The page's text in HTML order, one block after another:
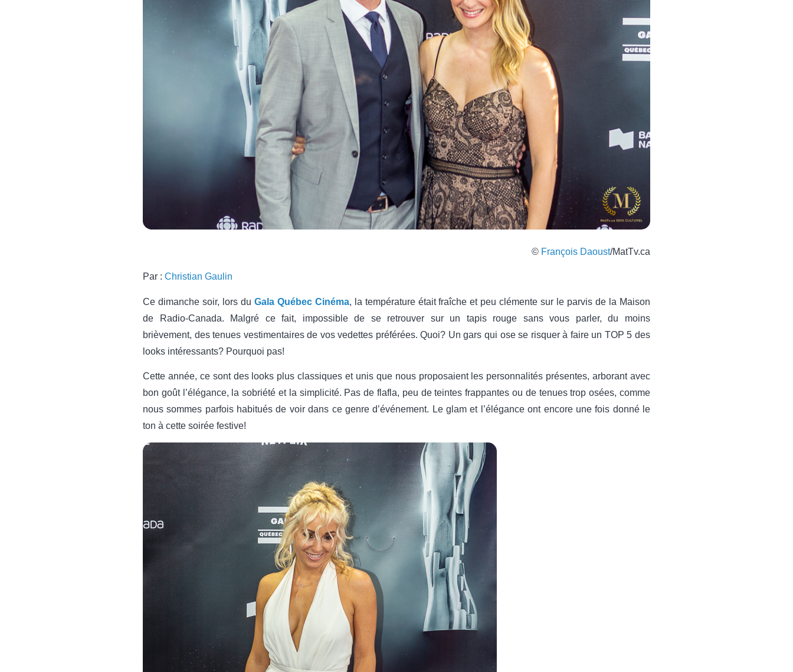
© François Daoust/MatTv.ca
Par : Christian Gaulin
Ce dimanche soir, lors du Gala Québec Cinéma, la température était fraîche et peu clémente sur le parvis de la Maison
de Radio-Canada. Malgré ce fait, impossible de se retrouver sur un tapis rouge sans vous parler, du moins
brièvement, des tenues vestimentaires de vos vedettes préférées. Quoi? Un gars qui ose se risquer à faire un TOP 5 des
looks intéressants? Pourquoi pas!
Cette année, ce sont des looks plus classiques et unis que nous proposaient les personnalités présentes, arborant avec
bon goût l’élégance, la sobriété et la simplicité. Pas de flafla, peu de teintes frappantes ou de tenues trop osées, comme
nous sommes parfois habitués de voir dans ce genre d’événement. Le glam et l’élégance ont encore une fois donné le
ton à cette soirée festive!